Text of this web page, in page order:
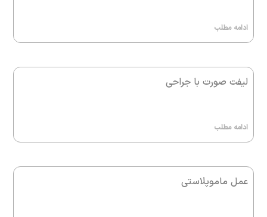
ادامه مطلب
لیفت صورت با جراحی
ادامه مطلب
عمل ماموپلاستی